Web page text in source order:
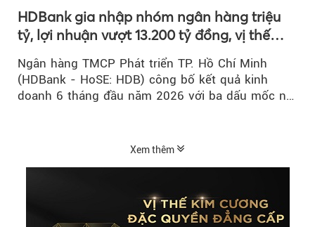
HDBank gia nhập nhóm ngân hàng triệu
tỷ, lợi nhuận vượt 13.200 tỷ đồng, vị thế
mới trên thị trường vốn quốc tế
Ngân hàng TMCP Phát triển TP. Hồ Chí Minh
(HDBank - HoSE: HDB) công bố kết quả kinh
doanh 6 tháng đầu năm 2026 với ba dấu mốc nổi
Xem thêm